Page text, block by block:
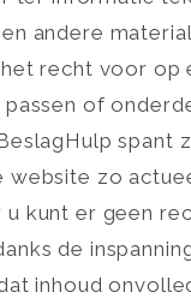
andere
recht voor op
passen of
spant
website zo
u kunt er geen
de
inhoud